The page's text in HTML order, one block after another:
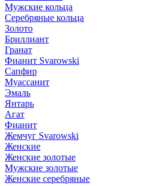
Мужские кольца
Серебряные кольца
Золото
Бриллиант
Гранат
Фианит Svarowski
Сапфир
Муассанит
Эмаль
Янтарь
Агат
Фианит
Жемчуг Svarowski
Женские
Женские золотые
Мужские золотые
Женские серебряные